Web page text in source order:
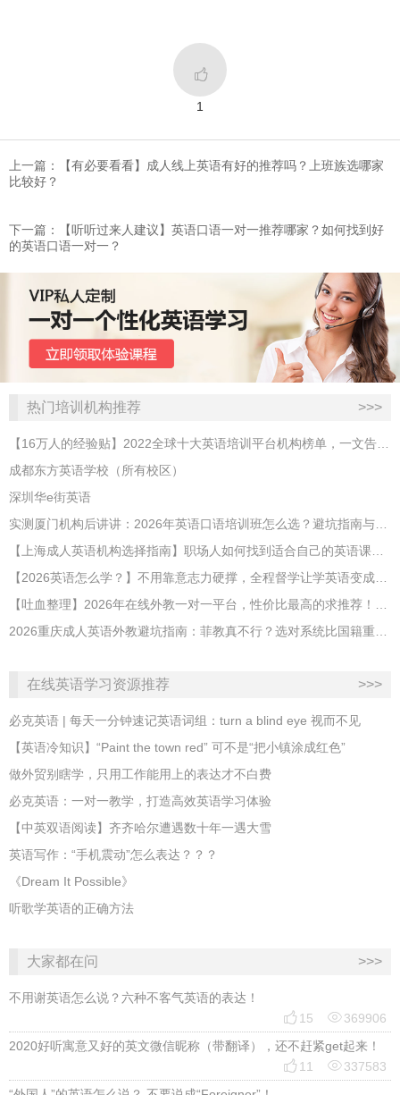

1
上一篇：【有必要看看】成人线上英语有好的推荐吗？上班族选哪家
比较好？
下一篇：​【听听过来人建议】英语口语一对一推荐哪家？如何找到好
的​英语口语一对一？
热门培训机构推荐 >>>
【16万人的经验贴】2022全球十大英语培训平台机构榜单，一文告诉你
成都东方英语学校（所有校区）
深圳华e街英语
实测厦门机构后讲讲：2026年英语口语培训班怎么选？避坑指南与高效学习新范式
【上海成人英语机构选择指南】职场人如何找到适合自己的英语课程？
【2026英语怎么学？】不用靠意志力硬撑，全程督学让学英语变成日常习惯
【吐血整理】2026年在线外教一对一平台，性价比最高的求推荐！哪家效果好？
2026重庆成人英语外教避坑指南：菲教真不行？选对系统比国籍重要100倍！
在线英语学习资源推荐 >>>
必克英语 | 每天一分钟速记英语词组：turn a blind eye 视而不见
​【英语冷知识】“Paint the town red” 可不是“把小镇涂成红色”
做外贸别瞎学，只用工作能用上的表达才不白费
必克英语：一对一教学，打造高效英语学习体验
【中英双语阅读】齐齐哈尔遭遇数十年一遇大雪
英语写作：“手机震动”怎么表达？？？
《Dream It Possible》
听歌学英语的正确方法
大家都在问 >>>
不用谢英语怎么说？六种不客气英语的表达！
 15 369906
2020好听寓意又好的英文微信昵称（带翻译），还不赶紧get起来！
 11 337583